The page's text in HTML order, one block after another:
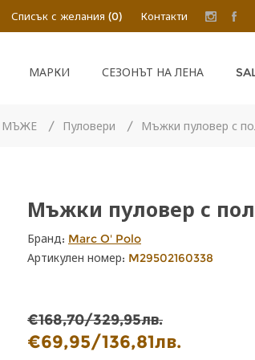
Списък с желания (0) Контакти
МАРКИ СЕЗОНЪТ НА ЛЕНА
МЪЖЕ / Пуловери / Мъжки пуловер с
Мъжки пуловер с
Бранд: Marc O' Polo
Артикулен номер: M29502160338
€168,70/329,95лв.
€69,95/136,81лв.